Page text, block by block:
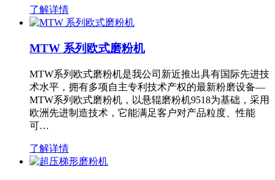
了解详情
MTW 系列欧式磨粉机
MTW系列欧式磨粉机是我公司新近推出具有国际先进技
术水平，拥有多项自主专利技术产权的最新粉磨设备—
MTW系列欧式磨粉机，以悬辊磨粉机9518为基础，采用
欧洲先进制造技术，它能满足客户对产品粒度、性能
可…
了解详情